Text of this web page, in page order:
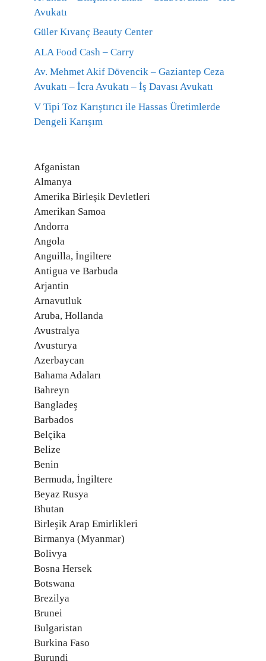
Avukatı
Güler Kıvanç Beauty Center
ALA Food Cash – Carry
Av. Mehmet Akif Dövencik – Gaziantep Ceza
Avukatı – İcra Avukatı – İş Davası Avukatı
V Tipi Toz Karıştırıcı ile Hassas Üretimlerde
Dengeli Karışım
Afganistan
Almanya
Amerika Birleşik Devletleri
Amerikan Samoa
Andorra
Angola
Anguilla, İngiltere
Antigua ve Barbuda
Arjantin
Arnavutluk
Aruba, Hollanda
Avustralya
Avusturya
Azerbaycan
Bahama Adaları
Bahreyn
Bangladeş
Barbados
Belçika
Belize
Benin
Bermuda, İngiltere
Beyaz Rusya
Bhutan
Birleşik Arap Emirlikleri
Birmanya (Myanmar)
Bolivya
Bosna Hersek
Botswana
Brezilya
Brunei
Bulgaristan
Burkina Faso
Burundi